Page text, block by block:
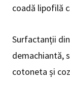
coadă lipofilă
Surfactanții
demachiantă,
cotoneta și